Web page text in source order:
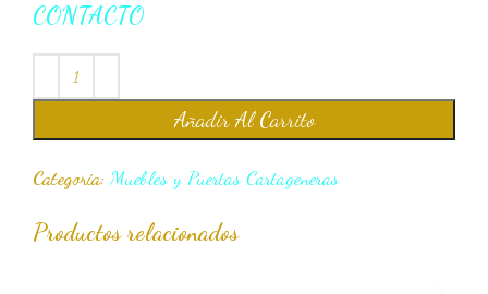
CONTACTO
Añadir Al Carrito
Categoría: Muebles y Puertas Cartageneras
Productos relacionados